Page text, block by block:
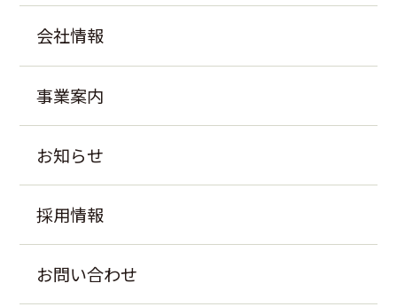
会社情報
事業案内
お知らせ
採用情報
お問い合わせ